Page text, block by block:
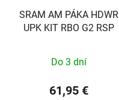
SRAM AM PÁKA HDWR
UPK KIT RBO G2 RSP
Do 3 dní
61,95 €